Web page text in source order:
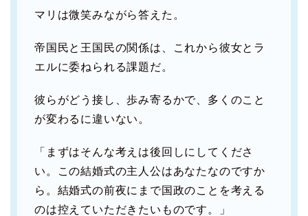
マリは微笑みながら答えた。
帝国民と王国民の関係は、これから彼女とラ
エルに委ねられる課題だ。
彼らがどう接し、歩み寄るかで、多くのこと
が変わるに違いない。
「まずはそんな考えは後回しにしてくださ
い。この結婚式の主人公はあなたなのですか
ら。結婚式の前夜にまで国政のことを考える
のは控えていただきたいものです。」